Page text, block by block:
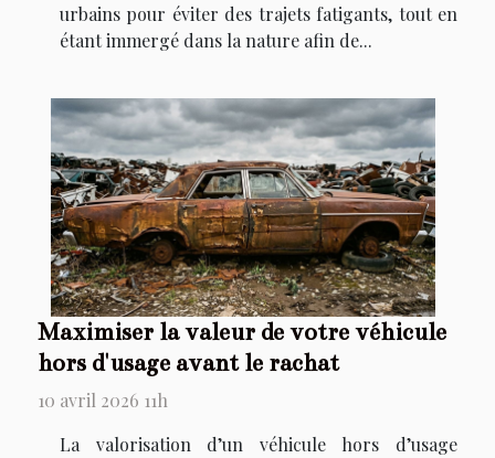
urbains pour éviter des trajets fatigants, tout en
étant immergé dans la nature afin de...
Maximiser la valeur de votre véhicule
hors d'usage avant le rachat
10 avril 2026 11h
La valorisation d’un véhicule hors d’usage